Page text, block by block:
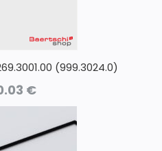
(999.3024.0)
€